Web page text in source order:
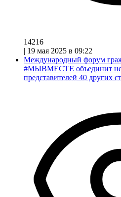
14216
| 19 мая 2025 в 09:22
Международный форум
#МЫВМЕСТЕ объединит
представителей 40 других